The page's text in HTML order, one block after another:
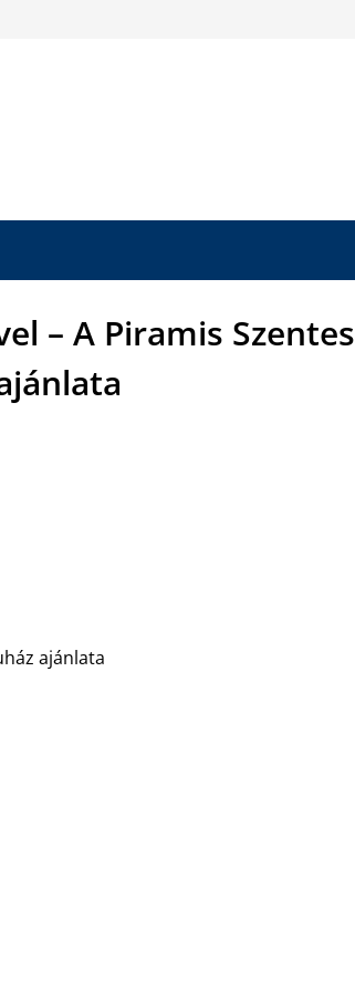
– A Piramis Szentes
ajánlata